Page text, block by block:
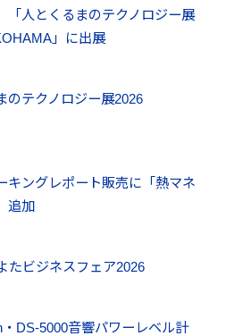
「人とくるまのテクノロジー展
」に出展
のテクノロジー展2026
キングレポート販売に「熱マネ
追加
たビジネスフェア2026
DS-5000音響パワーレベル計